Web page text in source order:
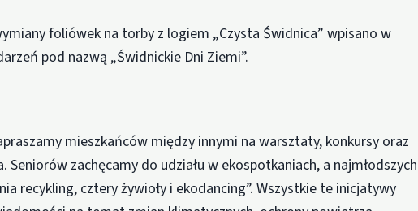
foliówek na torby z logiem „Czysta Świdnica” wpisano w
pod nazwą „Świdnickie Dni Ziemi”.
mieszkańców między innymi na warsztaty, konkursy oraz
Seniorów zachęcamy do udziału w ekospotkaniach, a najmłodszych
recykling, cztery żywioły i ekodancing”. Wszystkie te inicjatywy